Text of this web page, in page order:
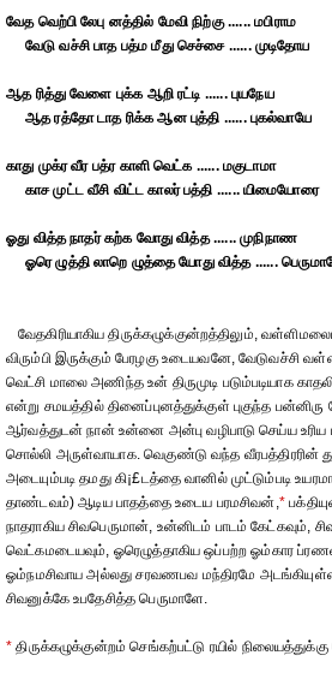
வேத வெற்பி லேபு னத்தில் மேவி நிற்கு ...... மபிராம
வேடு வச்சி பாத பத்ம மீது செச்சை ...... முடிதோய
ஆத ரித்து வேளை புக்க ஆறி ரட்டி ...... புயநேய
ஆத ரத்தோ டாத ரிக்க ஆன புத்தி ...... புகல்வாயே
காது முக்ர வீர பத்ர காளி வெட்க ...... மகுடாமா
காச முட்ட வீசி விட்ட காலர் பத்தி ...... யிமையோரை
ஓது வித்த நாதர் கற்க வோது வித்த ...... முநிநாண
ஓரெ ழுத்தி லாறெ ழுத்தை யோது வித்த ......
வேதகிரியாகிய திருக்கழுக்குன்றத்திலும்,
விரும்பி இருக்கும் பேரழகு உடையவனே, வேடுவச்சி
வெட்சி மாலை அணிந்த உன் திருமுடி படும்படியாக
என்று சமயத்தில் தினைப்புனத்துக்குள் புகுந்த
ஆர்வத்துடன் நான் உன்னை அன்பு வழிபாடு செய்ய உரிய
சொல்லி அருள்வாயாக. வெகுண்டு வந்த வீரபத்திரரின்
அடையும்படி தமது கி¡£டத்தை வானில் முட்டும்படி
தாண்டவம்) ஆடிய பாதத்தை உடைய பரமசிவன்,*
நாதராகிய சிவபெருமான், உன்னிடம் பாடம் கேட்கவும்,
வெட்கமடையவும், ஓரெழுத்தாகிய ஒப்பற்ற ஓம்கார
ஓம்நமசிவாய அல்லது சரவணபவ மந்திரமே
சிவனுக்கே உபதேசித்த பெருமாளே.
* திருக்கழுக்குன்றம் செங்கற்பட்டு ரயில்